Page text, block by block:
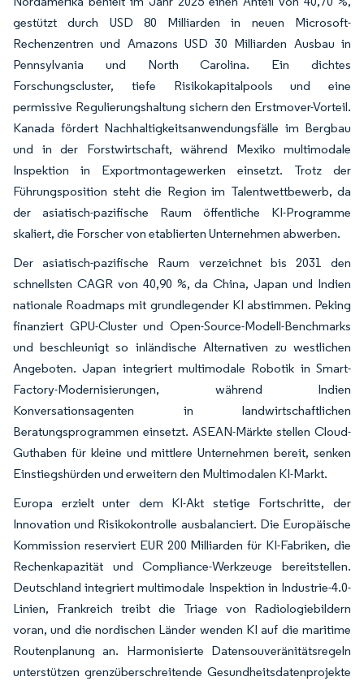
gestützt durch USD 80 Milliarden in neuen Microsoft-
Rechenzentren und Amazons USD 30 Milliarden Ausbau in
Pennsylvania und North Carolina. Ein dichtes
Forschungscluster, tiefe Risikokapitalpools und eine
permissive Regulierungshaltung sichern den Erstmover-Vorteil.
Kanada fördert Nachhaltigkeitsanwendungsfälle im Bergbau
und in der Forstwirtschaft, während Mexiko multimodale
Inspektion in Exportmontagewerken einsetzt. Trotz der
Führungsposition steht die Region im Talentwettbewerb, da
der asiatisch-pazifische Raum öffentliche KI-Programme
skaliert, die Forscher von etablierten Unternehmen abwerben.
Der asiatisch-pazifische Raum verzeichnet bis 2031 den
schnellsten CAGR von 40,90 %, da China, Japan und Indien
nationale Roadmaps mit grundlegender KI abstimmen. Peking
finanziert GPU-Cluster und Open-Source-Modell-Benchmarks
und beschleunigt so inländische Alternativen zu westlichen
Angeboten. Japan integriert multimodale Robotik in Smart-
Factory-Modernisierungen, während Indien
Konversationsagenten in landwirtschaftlichen
Beratungsprogrammen einsetzt. ASEAN-Märkte stellen Cloud-
Guthaben für kleine und mittlere Unternehmen bereit, senken
Einstiegshürden und erweitern den Multimodalen KI-Markt.
Europa erzielt unter dem KI-Akt stetige Fortschritte, der
Innovation und Risikokontrolle ausbalanciert. Die Europäische
Kommission reserviert EUR 200 Milliarden für KI-Fabriken, die
Rechenkapazität und Compliance-Werkzeuge bereitstellen.
Deutschland integriert multimodale Inspektion in Industrie-4.0-
Linien, Frankreich treibt die Triage von Radiologiebildern
voran, und die nordischen Länder wenden KI auf die maritime
Routenplanung an. Harmonisierte Datensouveränitätsregeln
unterstützen grenzüberschreitende Gesundheitsdatenprojekte